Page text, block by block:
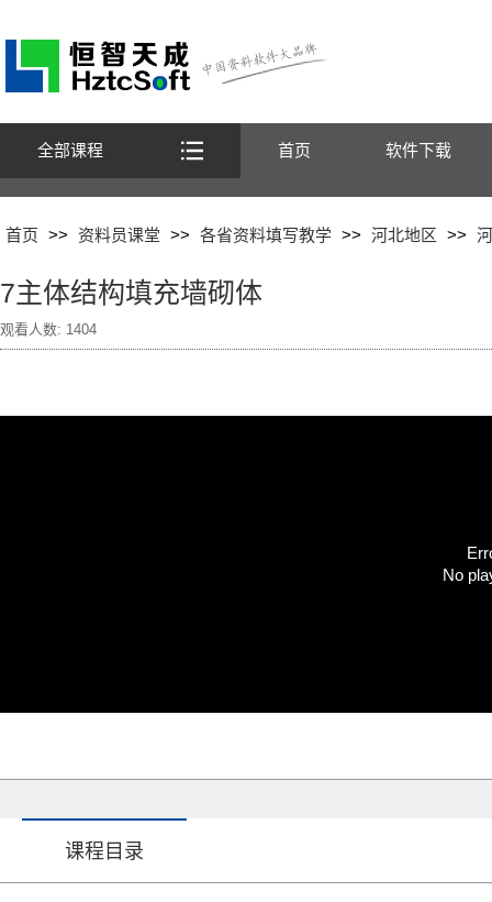
全部课程 首页 软件下载
首页 >> 资料员课堂 >> 各省资料填写教学 >> 河北地区 >>
7主体结构填充墙砌体
观看人数: 1404
No
课程目录